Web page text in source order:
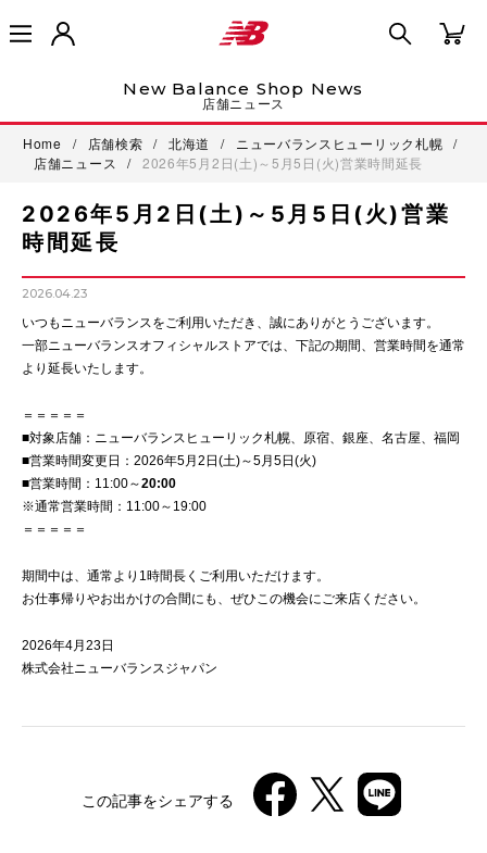
New Balance Shop News
店舗ニュース
Home / 店舗検索 / 北海道 / ニューバランスヒューリック札幌
/
店舗ニュース
/ 2026年5月2日(土)～5月5日(火)営業時間延長
2026年5月2日(土)～5月5日(火)営業
時間延長
2026.04.23
いつもニューバランスをご利用いただき、誠にありがとうございます。
一部ニューバランスオフィシャルストアでは、下記の期間、営業時間を通常
より延長いたします。
＝＝＝＝＝
■対象店舗：ニューバランスヒューリック札幌、原宿、銀座、名古屋、福岡
■営業時間変更日：2026年5月2日(土)～5月5日(火)
■営業時間：11:00～20:00
※通常営業時間：11:00～19:00
＝＝＝＝＝
期間中は、通常より1時間長くご利用いただけます。
お仕事帰りやお出かけの合間にも、ぜひこの機会にご来店ください。
2026年4月23日
株式会社ニューバランスジャパン
この記事をシェアする